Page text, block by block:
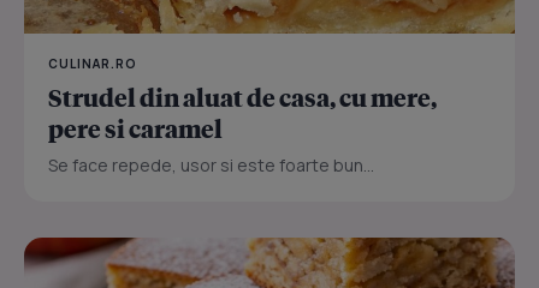
CULINAR.RO
Strudel din aluat de casa, cu mere,
pere si caramel
Se face repede, usor si este foarte bun...